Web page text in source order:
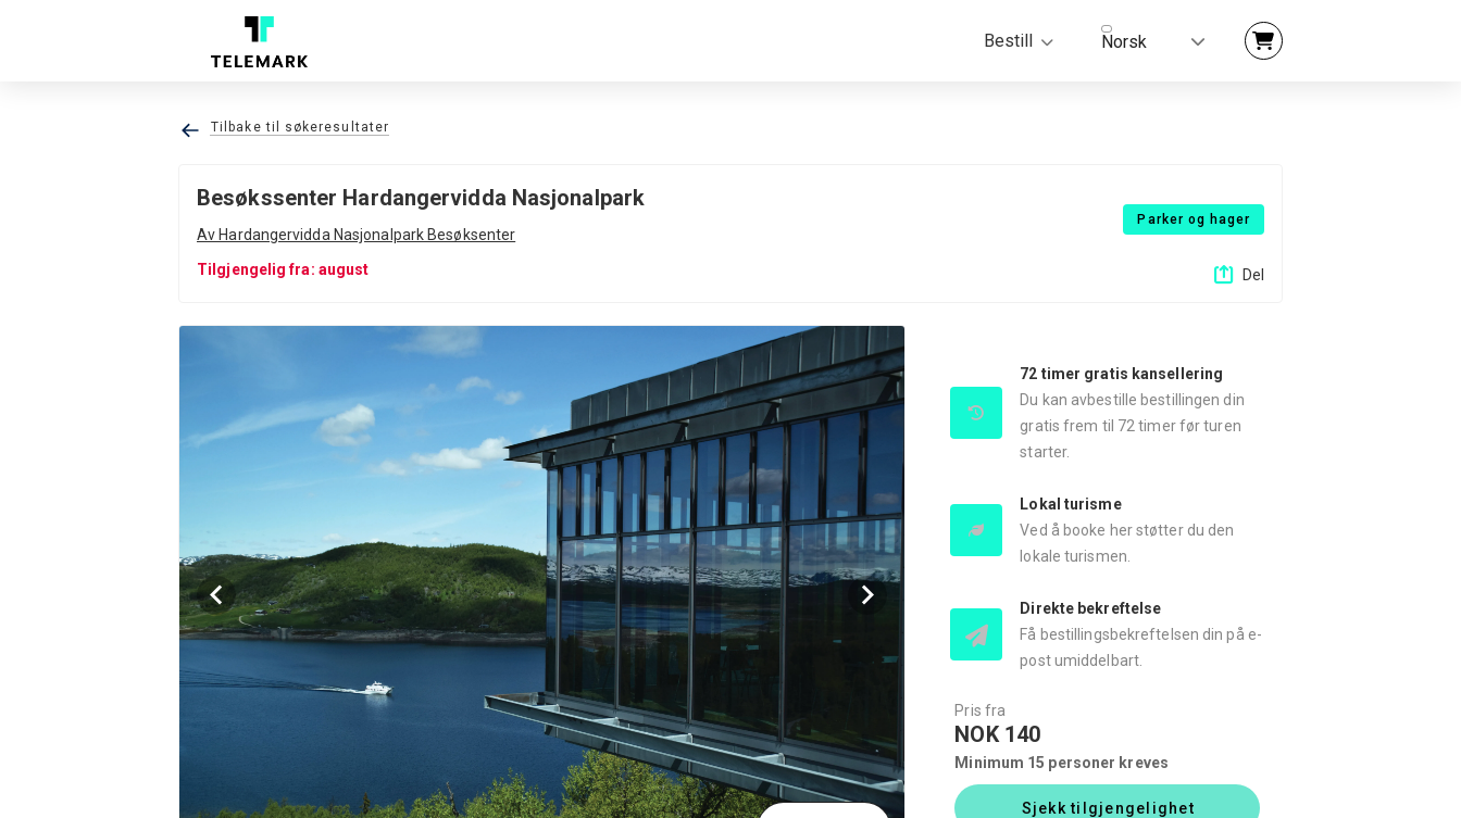
Bestill Norsk
Tilbake til søkeresultater
Besøkssenter Hardangervidda Nasjonalpark
Av Hardangervidda Nasjonalpark Besøksenter
Tilgjengelig fra: august
Parker og hager
Del
72 timer gratis kansellering
Du kan avbestille bestillingen din
gratis frem til 72 timer før turen
starter.
Lokal turisme
Ved å booke her støtter du den
lokale turismen.
Direkte bekreftelse
Få bestillingsbekreftelsen din på e-
post umiddelbart.
Pris fra
NOK 140
Minimum 15 personer kreves
Sjekk tilgjengelighet